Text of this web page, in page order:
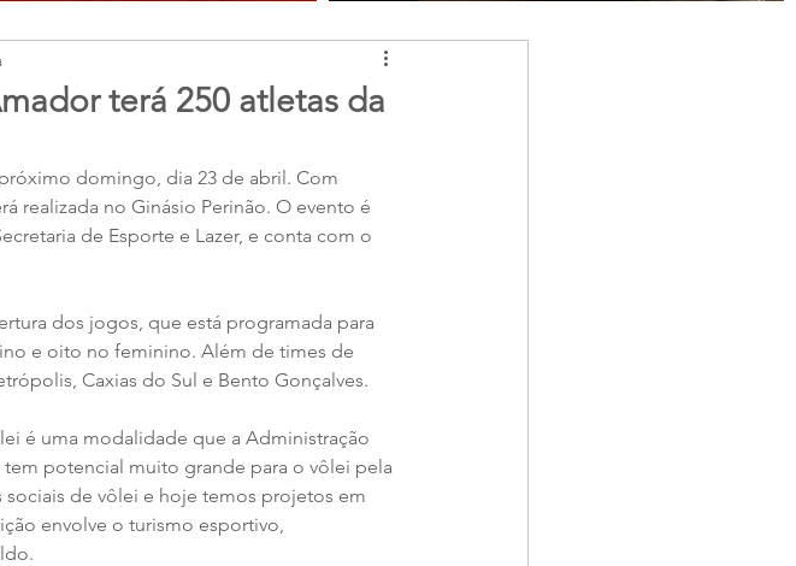
terá 250 atletas da
domingo, dia 23 de abril. Com
realizada no Ginásio Perinão. O evento é
de Esporte e Lazer, e conta com o
dos jogos, que está programada para
e oito no feminino. Além de times de
Caxias do Sul e Bento Gonçalves.
é uma modalidade que a Administração
potencial muito grande para o vôlei pela
de vôlei e hoje temos projetos em
envolve o turismo esportivo,